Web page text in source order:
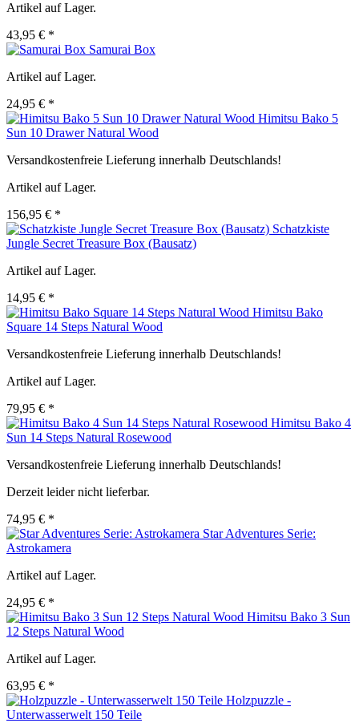
Artikel auf Lager.
43,95 € *
Samurai Box
Artikel auf Lager.
24,95 € *
Himitsu Bako 5
Sun 10 Drawer Natural Wood
Versandkostenfreie Lieferung innerhalb Deutschlands!
Artikel auf Lager.
156,95 € *
Schatzkiste
Jungle Secret Treasure Box (Bausatz)
Artikel auf Lager.
14,95 € *
Himitsu Bako
Square 14 Steps Natural Wood
Versandkostenfreie Lieferung innerhalb Deutschlands!
Artikel auf Lager.
79,95 € *
Himitsu Bako 4
Sun 14 Steps Natural Rosewood
Versandkostenfreie Lieferung innerhalb Deutschlands!
Derzeit leider nicht lieferbar.
74,95 € *
Star Adventures Serie:
Astrokamera
Artikel auf Lager.
24,95 € *
Himitsu Bako 3 Sun
12 Steps Natural Wood
Artikel auf Lager.
63,95 € *
Holzpuzzle -
Unterwasserwelt 150 Teile